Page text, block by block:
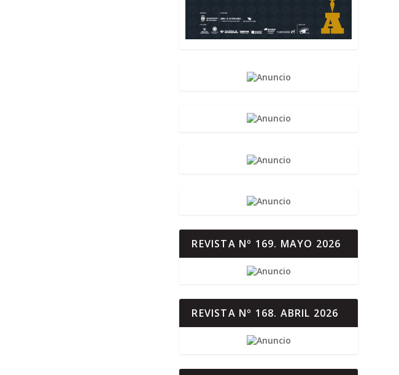
REVISTA Nº 169. MAYO 2026
REVISTA Nº 168. ABRIL 2026